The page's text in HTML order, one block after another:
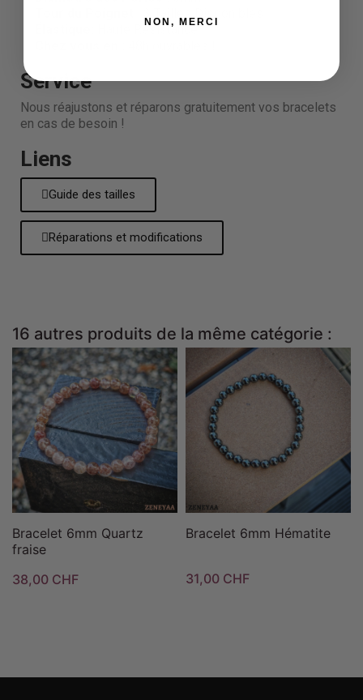
Haute Résistance
Service
Nous réajustons et réparons gratuitement vos bracelets
en cas de besoin !
Liens
Guide des tailles
Réparations et modifications
16 autres produits de la même catégorie :
Bracelet 6mm Quartz
fraise
38,00 CHF
Bracelet 6mm Hématite
31,00 CHF
NON, MERCI